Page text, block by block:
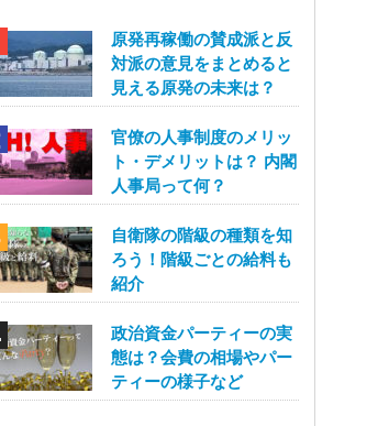
原発再稼働の賛成派と反
対派の意見をまとめると
見える原発の未来は？
官僚の人事制度のメリッ
ト・デメリットは？ 内閣
人事局って何？
自衛隊の階級の種類を知
ろう！階級ごとの給料も
紹介
政治資金パーティーの実
態は？会費の相場やパー
ティーの様子など